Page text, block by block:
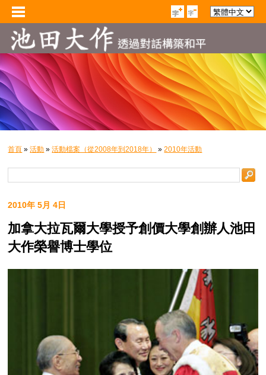
首頁 »活動 »活動檔案（從2008年到2018年） »2010年活動
2010年 5月 4日
加拿大拉瓦爾大學授予創價大學創辦人池田
大作榮譽博士學位